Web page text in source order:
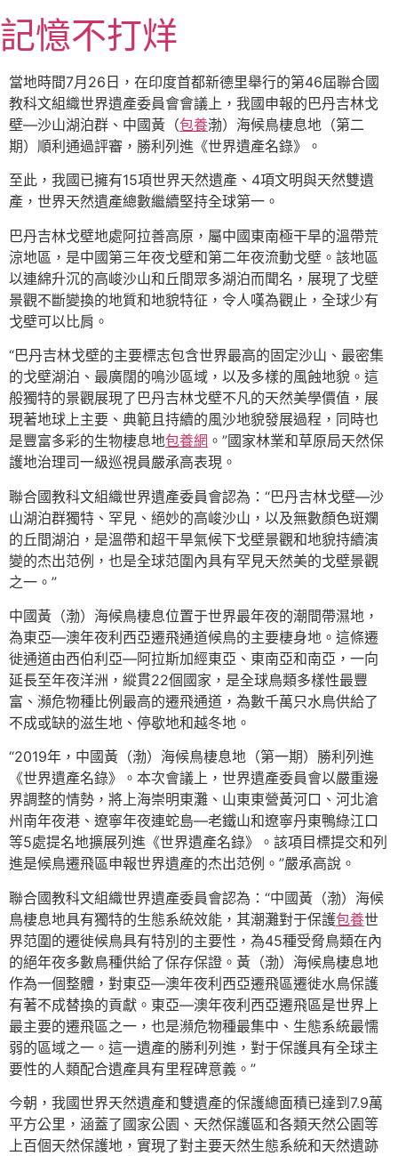
至
主
要
內
容
記憶不打烊
當地時間7月26日，在印度首都新德里舉行的第46屆聯合國
教科文組織世界遺產委員會會議上，我國申報的巴丹吉林戈
壁—沙山湖泊群、中國黃（包養渤）海候鳥棲息地（第二
期）順利通過評審，勝利列進《世界遺產名錄》。
至此，我國已擁有15項世界天然遺產、4項文明與天然雙遺
產，世界天然遺產總數繼續堅持全球第一。
巴丹吉林戈壁地處阿拉善高原，屬中國東南極干旱的溫帶荒
涼地區，是中國第三年夜戈壁和第二年夜流動戈壁。該地區
以連綿升沉的高峻沙山和丘間眾多湖泊而聞名，展現了戈壁
景觀不斷變換的地質和地貌特征，令人嘆為觀止，全球少有
戈壁可以比肩。
“巴丹吉林戈壁的主要標志包含世界最高的固定沙山、最密集
的戈壁湖泊、最廣闊的鳴沙區域，以及多樣的風蝕地貌。這
般獨特的景觀展現了巴丹吉林戈壁不凡的天然美學價值，展
現著地球上主要、典範且持續的風沙地貌發展過程，同時也
是豐富多彩的生物棲息地包養網 。”國家林業和草原局天然保
護地治理司一級巡視員嚴承高表現。
聯合國教科文組織世界遺產委員會認為：“巴丹吉林戈壁—沙
山湖泊群獨特、罕見、絕妙的高峻沙山，以及無數顏色斑斕
的丘間湖泊，是溫帶和超干旱氣候下戈壁景觀和地貌持續演
變的杰出范例，也是全球范圍內具有罕見天然美的戈壁景觀
之一。”
中國黃（渤）海候鳥棲息位置于世界最年夜的潮間帶濕地，
為東亞—澳年夜利西亞遷飛通道候鳥的主要棲身地。這條遷
徙通道由西伯利亞—阿拉斯加經東亞、東南亞和南亞，一向
延長至年夜洋洲，縱貫22個國家，是全球鳥類多樣性最豐
富、瀕危物種比例最高的遷飛通道，為數千萬只水鳥供給了
不成或缺的滋生地、停歇地和越冬地。
“2019年，中國黃（渤）海候鳥棲息地（第一期）勝利列進
《世界遺產名錄》。本次會議上，世界遺產委員會以嚴重邊
界調整的情勢，將上海崇明東灘、山東東營黃河口、河北滄
州南年夜港、遼寧年夜連蛇島—老鐵山和遼寧丹東鴨綠江口
等5處提名地擴展列進《世界遺產名錄》。該項目標提交和列
進是候鳥遷飛區申報世界遺產的杰出范例。”嚴承高說。
聯合國教科文組織世界遺產委員會認為：“中國黃（渤）海候
鳥棲息地具有獨特的生態系統效能，其潮灘對于保護包養世
界范圍的遷徙候鳥具有特別的主要性，為45種受脅鳥類在內
的絕年夜多數鳥種供給了保存保證。黃（渤）海候鳥棲息地
作為一個整體，對東亞—澳年夜利西亞遷飛區遷徙水鳥保護
有著不成替換的貢獻。東亞—澳年夜利西亞遷飛區是世界上
最主要的遷飛區之一，也是瀕危物種最集中、生態系統最懦
弱的區域之一。這一遺產的勝利列進，對于保護具有全球主
要性的人類配合遺產具有里程碑意義。”
今朝，我國世界天然遺產和雙遺產的保護總面積已達到7.9萬
平方公里，涵蓋了國家公園、天然保護區和各類天然公園等
上百個天然保護地，實現了對主要天然生態系統和天然遺跡